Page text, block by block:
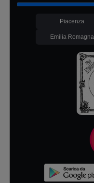
Piacenza
Emilia Romagna